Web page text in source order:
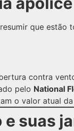
que
contra
pelo National
o valor atual
suas